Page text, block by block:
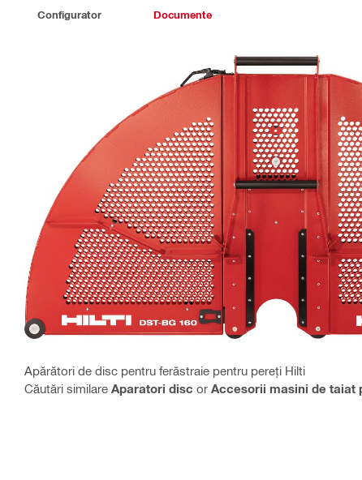
Configurator Documente
Apărători de disc pentru ferăstraie pentru pereți Hilti
Căutări similare Aparatori disc or Accesorii masini de taiat